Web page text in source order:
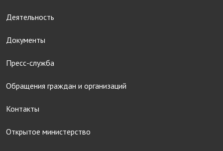
Деятельность
Документы
Пресс-служба
Обращения граждан и организаций
Контакты
Открытое министерство